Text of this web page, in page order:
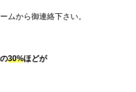
ムから御連絡下さい。
30%ほどが